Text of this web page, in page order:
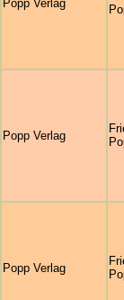
Popp Verlag
Popp Verlag
Popp Verlag